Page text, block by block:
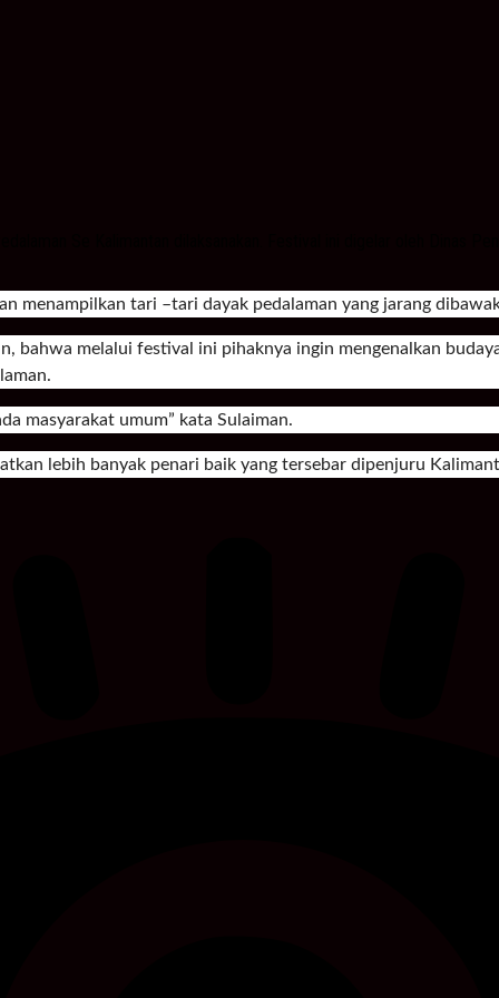
menampilkan tari –tari dayak pedalaman yang jarang
bahwa melalui festival ini pihaknya ingin mengenalkan
masyarakat umum” kata Sulaiman.
lebih banyak penari baik yang tersebar dipenjuru